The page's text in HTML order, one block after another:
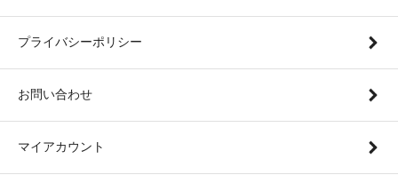
プライバシーポリシー
お問い合わせ
マイアカウント